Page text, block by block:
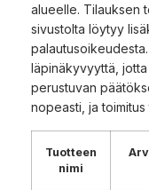
alueelle. Tilauksen
sivustolta löytyy
läpinäkyvyyttä,
perustuvan
nopeasti, ja
Tuotteen
nimi